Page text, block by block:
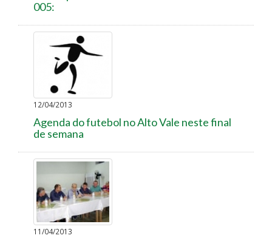
005:
12/04/2013
Agenda do futebol no Alto Vale neste final
de semana
11/04/2013